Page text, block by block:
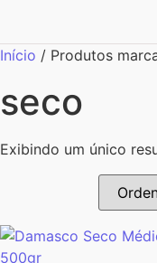
Início / Produtos
seco
Exibindo um único